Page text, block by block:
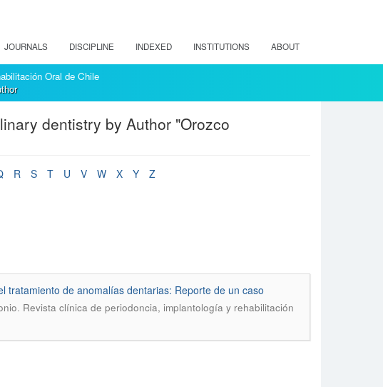
JOURNALS DISCIPLINE INDEXED INSTITUTIONS ABOUT
Oral de Chile
dentistry by Author "Orozco
R S T U V W X Y
Z
tratamiento de anomalías dentarias: Reporte de un caso
. Revista clínica de periodoncia, implantología y rehabilitación